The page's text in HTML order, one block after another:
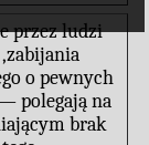
przez ludzi
o pewnych
polegają na
brak